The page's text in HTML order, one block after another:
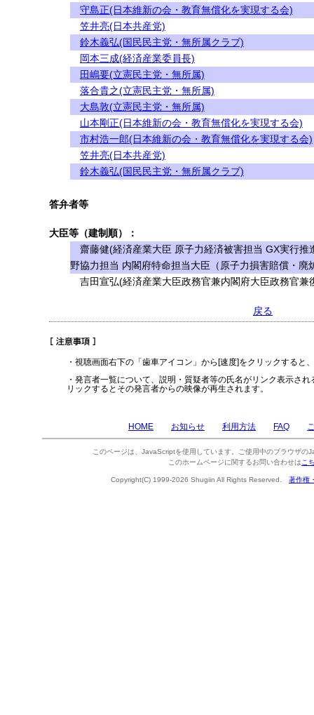
守島正(日本維新の会・教育無償化を実現する会)
笠井亮(日本共産党)
鈴木義弘(国民民主党・無所属クラブ)
岡本三成(経済産業委員長)
田嶋要(立憲民主党・無所属)
落合貴之(立憲民主党・無所属)
大島敦(立憲民主党・無所属)
山本剛正(日本維新の会・教育無償化を実現する会)
市村浩一郎(日本維新の会・教育無償化を実現する会)
笠井亮(日本共産党)
鈴木義弘(国民民主党・無所属クラブ)
答弁者等
大臣等（建制順）：
齋藤健(経済産業大臣 原子力経済被害担当 GX実行推
野協力担当 内閣府特命担当大臣（原子力損害賠償・廃
吉田宣弘(経済産業大臣政務官兼内閣府大臣政務官兼
戻る
・視聴画面右下の「歯車アイコン」から[速度]をクリックすると
・発言者一覧について、説明・質疑者等の氏名がリンク表示さ
リックするとその発言者からの映像が再生されます。
HOME お知らせ 利用方法 FAQ
このページは、JavaScriptを使用しています。ご使用中のブラウザの
このホームページに関するお問い合わせは こ
Copyright(C) 1999-2026 Shugiin All Rights Reserved. 著作権